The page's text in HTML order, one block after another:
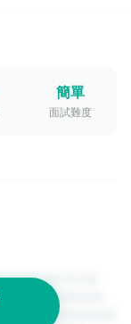
簡單
面試難度